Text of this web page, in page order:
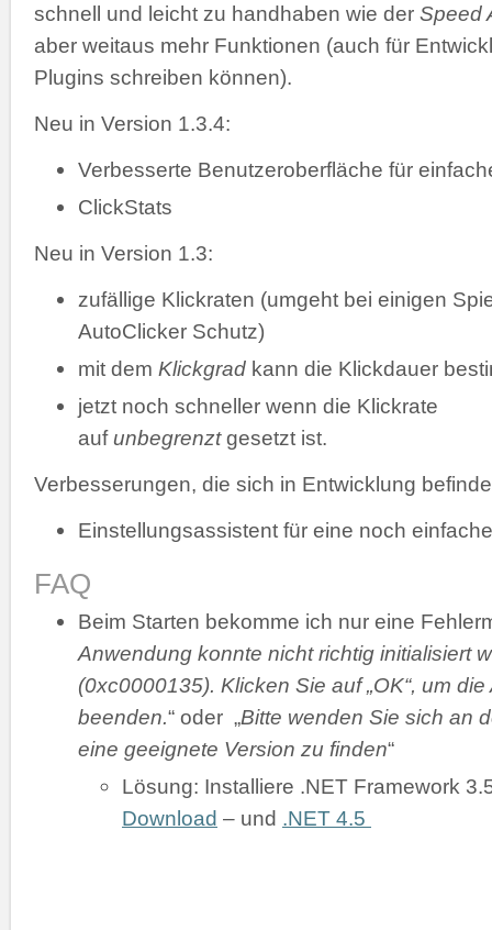
schnell und leicht zu handhaben wie der Speed
aber weitaus mehr Funktionen (auch für
Plugins schreiben können).
Neu in Version 1.3.4:
Verbesserte Benutzeroberfläche für
ClickStats
Neu in Version 1.3:
zufällige Klickraten (umgeht bei einigen
AutoClicker Schutz)
mit dem Klickgrad kann die Klickdauer
jetzt noch schneller wenn die Klickrate
aufunbegrenztgesetzt ist.
Verbesserungen, die sich in Entwicklung
Einstellungsassistent für eine noch
FAQ
Beim Starten bekomme ich nur eine
Anwendung konnte nicht richtig initialisiert
(0xc0000135). Klicken Sie auf „OK“, um
beenden.“ oder „Bitte wenden Sie sich an
eine geeignete Version zu finden“
Lösung: Installiere .NET Framework
Download – und .NET 4.5